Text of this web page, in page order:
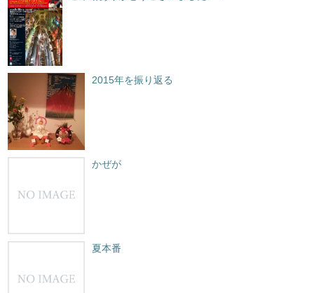
2015年を振り返る
かぜが
夏本番